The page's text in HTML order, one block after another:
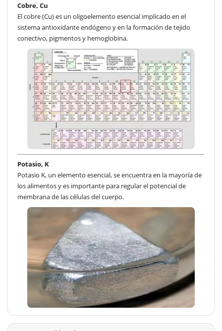
Cobre, Cu
El cobre (Cu) es un oligoelemento esencial implicado en el
sistema antioxidante endógeno y en la formación de tejido
conectivo, pigmentos y hemoglobina.
Potasio, K
Potasio K, un elemento esencial, se encuentra en la mayoría de
los alimentos y es importante para regular el potencial de
membrana de las células del cuerpo.